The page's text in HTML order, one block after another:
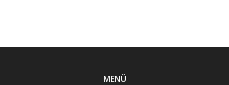
MENÜ